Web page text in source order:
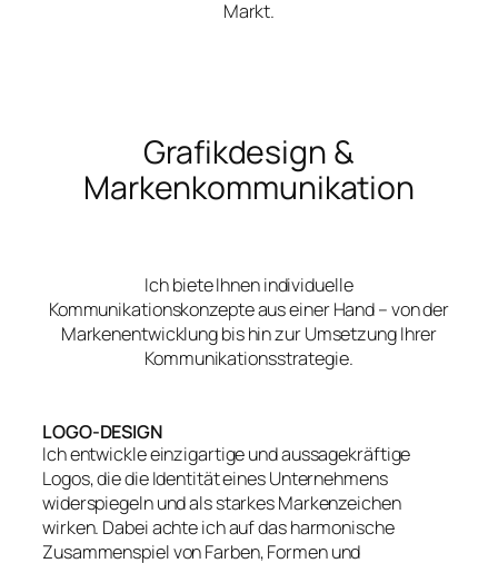
Markt.
Grafikdesign &
Markenkommunikation
Ich biete Ihnen individuelle
Kommunikationskonzepte aus einer Hand – von der
Markenentwicklung bis hin zur Umsetzung Ihrer
Kommunikationsstrategie.
LOGO-DESIGN
Ich entwickle einzigartige und aussagekräftige
Logos, die die Identität eines Unternehmens
widerspiegeln und als starkes Markenzeichen
wirken. Dabei achte ich auf das harmonische
Zusammenspiel von Farben, Formen und